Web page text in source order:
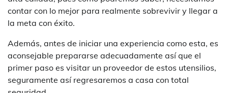
contar con lo mejor para realmente sobrevivir y llegar a
la meta con éxito.
Además, antes de iniciar una experiencia como esta, es
aconsejable prepararse adecuadamente así que el
primer paso es visitar un proveedor de estos utensilios,
seguramente así regresaremos a casa con total